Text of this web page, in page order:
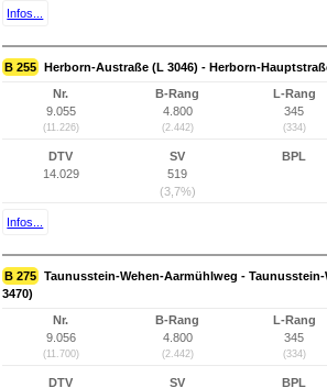
Infos...
B 255 Herborn-Austraße (L 3046) - Herborn-
Nr.
9.055
(11.226)
B-Rang
4.800
(2.442)
L-Rang
345
(334)
DTV
14.029
SV
519
(3,7%)
BPL
Infos...
B 275 Taunusstein-Wehen-Aarmühlweg -
3470)
Nr.
9.056
(11.700)
B-Rang
4.800
(2.442)
L-Rang
345
(334)
DTV
SV
BPL